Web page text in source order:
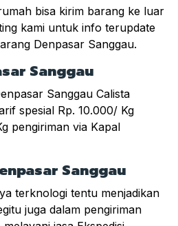
bisa kirim barang ke luar
kami untuk info terupdate
Denpasar Sanggau.
Sanggau
Sanggau Calista
spesial Rp. 10.000/ Kg
pengiriman via Kapal
Sanggau
terknologi tentu menjadikan
juga dalam pengiriman